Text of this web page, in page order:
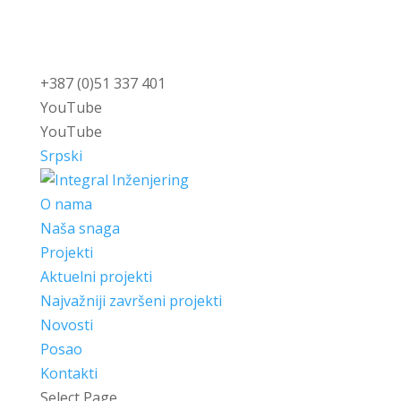
+387 (0)51 337 401
YouTube
YouTube
Srpski
O nama
Naša snaga
Projekti
Aktuelni projekti
Najvažniji završeni projekti
Novosti
Posao
Kontakti